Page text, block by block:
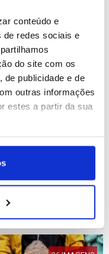
conteúdo e
de redes sociais e
do site com os
de publicidade e de
outras informações
estes a partir da sua
Mercado
em Banda
15 IMAGENS
Porto Alegre
26 IMAGENS